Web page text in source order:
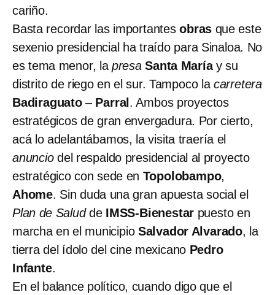
cariño.
Basta recordar las importantesobras que este
sexenio presidencial ha traído para Sinaloa. No
es tema menor, la presaSanta Maríay su
distrito de riego en el sur. Tampoco la carretera
Badiraguato– Parral . Ambos proyectos
estratégicos de gran envergadura. Por cierto,
acá lo adelantábamos, la visita traería el
anuncio del respaldo presidencial al proyecto
estratégico con sede en Topolobampo,
Ahome. Sin duda una gran apuesta social el
Plan de SaluddeIMSS-Bienestar puesto en
marcha en el municipio Salvador Alvarado, la
tierra del ídolo del cine mexicano Pedro
Infante.
En el balance político, cuando digo que el